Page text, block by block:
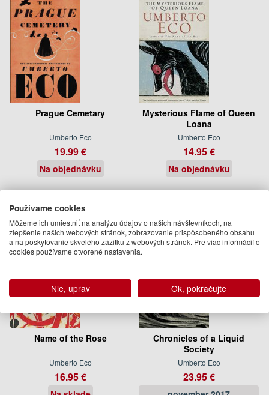
Prague Cemetary
Umberto Eco
19.99 €
Na objednávku
Mysterious Flame of Queen
Loana
Umberto Eco
14.95 €
Na objednávku
Name of the Rose
Umberto Eco
16.95 €
Chronicles of a Liquid
Society
Umberto Eco
23.95 €
Používame cookies
Môžeme ich umiestniť na analýzu údajov o našich návštevníkoch, na
zlepšenie našich webových stránok, zobrazovanie prispôsobeného obsahu
a na poskytovanie skvelého zážitku z webových stránok. Pre viac informácií o
cookies používame otvorené nastavenia.
Nie, uprav Ok, pokračujte